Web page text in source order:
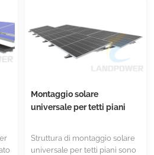
Montaggio solare
universale per tetti piani
Struttura di montaggio solare
universale per tetti piani sono